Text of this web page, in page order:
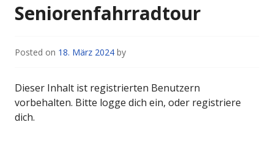
Seniorenfahrradtour
Posted on 18. März 2024 by
Dieser Inhalt ist registrierten Benutzern
vorbehalten. Bitte logge dich ein, oder registriere
dich.